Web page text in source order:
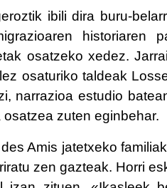
ibili dira buru-
historiaren
osatzeko xedez.
osaturiko taldeak
narrazioa estudio
zuten eginbehar.
Amis jatetxeko
zen gazteak. Horri